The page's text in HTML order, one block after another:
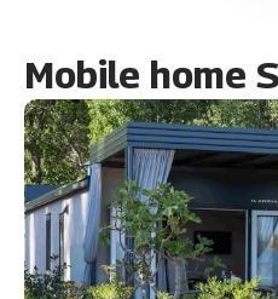
Mobile home